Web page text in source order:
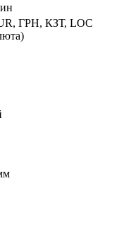
ГРН, КЗТ, LOC